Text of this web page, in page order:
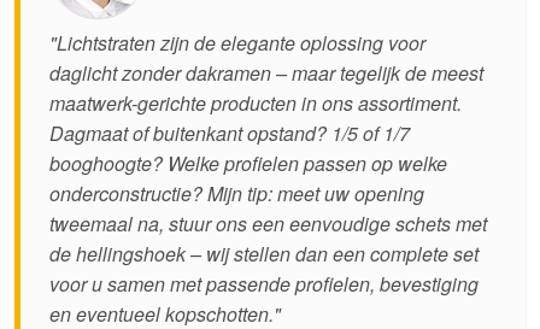
"Lichtstraten zijn de elegante oplossing voor
daglicht zonder dakramen – maar tegelijk de meest
maatwerk-gerichte producten in ons assortiment.
Dagmaat of buitenkant opstand? 1/5 of 1/7
booghoogte? Welke profielen passen op welke
onderconstructie? Mijn tip: meet uw opening
tweemaal na, stuur ons een eenvoudige schets met
de hellingshoek – wij stellen dan een complete set
voor u samen met passende profielen, bevestiging
en eventueel kopschotten."